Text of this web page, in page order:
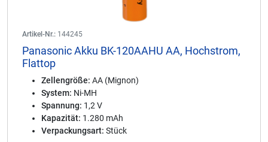
Artikel-Nr.: 144245
Panasonic Akku BK-120AAHU AA, Hochstrom,
Flattop
Zellengröße: AA (Mignon)
System: Ni-MH
Spannung: 1,2 V
Kapazität: 1.280 mAh
Verpackungsart: Stück